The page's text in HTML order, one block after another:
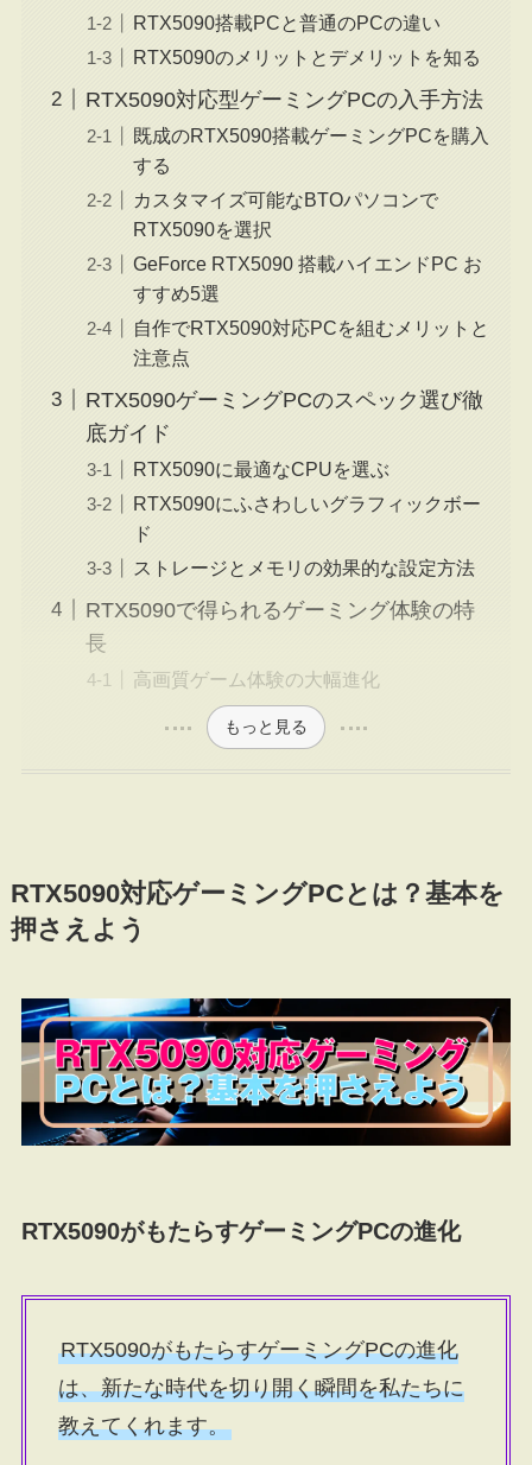
RTX5090搭載PCと普通のPCの違い
RTX5090のメリットとデメリットを知る
RTX5090対応型ゲーミングPCの入手方法
既成のRTX5090搭載ゲーミングPCを購入
する
カスタマイズ可能なBTOパソコンで
RTX5090を選択
GeForce RTX5090 搭載ハイエンドPC お
すすめ5選
自作でRTX5090対応PCを組むメリットと
注意点
RTX5090ゲーミングPCのスペック選び徹
底ガイド
RTX5090に最適なCPUを選ぶ
RTX5090にふさわしいグラフィックボー
ド
ストレージとメモリの効果的な設定方法
RTX5090で得られるゲーミング体験の特
長
高画質ゲーム体験の大幅進化
もっと見る
RTX5090対応ゲーミングPCとは？基本を
押さえよう
RTX5090がもたらすゲーミングPCの進化
RTX5090がもたらすゲーミングPCの進化
は、新たな時代を切り開く瞬間を私たちに
教えてくれます。